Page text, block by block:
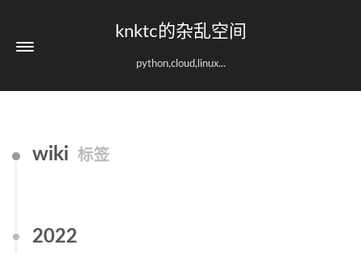
knktc的杂乱空间
python,cloud,linux...
wiki 标签
2022